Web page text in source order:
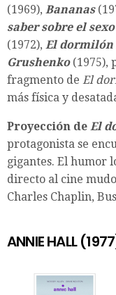
(1969), Bananas
saber sobre el
(1972), El dormilón
Grushenko(1975),
fragmento de El
más física y
Proyección de El
protagonista se
gigantes. El humor
directo al cine
Charles Chaplin,
ANNIE HALL